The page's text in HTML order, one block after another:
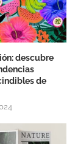
descubre
de